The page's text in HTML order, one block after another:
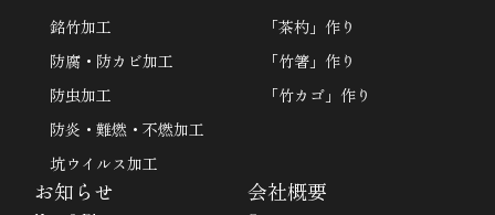
銘竹加工
防腐・防カビ加工
防虫加工
防炎・難燃・不燃加工
坑ウイルス加工
「茶杓」作り
「竹箸」作り
「竹カゴ」作り
お知らせ 会社概要